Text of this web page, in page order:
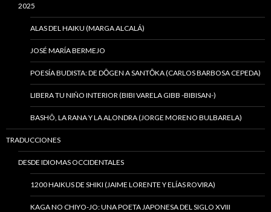
2025
ALAS DEL HAIKU (MARGA ALCALÁ)
JOSÉ MARÍA BERMEJO
POESÍA BUDISTA: DE DŌGEN A SANTŌKA (CARLOS BARBOSA CEPEDA)
LIBERA TU NIÑO INTERIOR (BIBI VARELA GIBB -BIBISAN-)
BASHÔ, LA RANA Y LA ALONDRA (JORGE MORENO BULBARELA)
TRADUCCIONES
DESDE IDIOMAS OCCIDENTALES
1200 HAIKUS DE SHIKI (JAIME LORENTE Y ELÍAS ROVIRA)
KAGA NO CHIYO-JO: UNA POETA JAPONESA DEL SIGLO XVIII